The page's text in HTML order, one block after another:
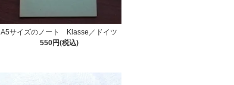
A5サイズのノート Klasse／ドイツ
550円(税込)